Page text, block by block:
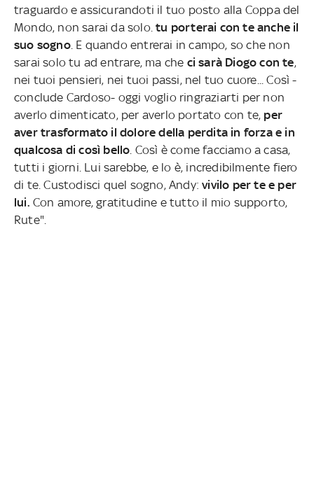
traguardo e assicurandoti il tuo posto alla Coppa del
Mondo, non sarai da solo. tu porterai con te anche il
suo sogno. E quando entrerai in campo, so che non
sarai solo tu ad entrare, ma che ci sarà Diogo con te,
nei tuoi pensieri, nei tuoi passi, nel tuo cuore... Così -
conclude Cardoso- oggi voglio ringraziarti per non
averlo dimenticato, per averlo portato con te, per
aver trasformato il dolore della perdita in forza e in
qualcosa di così bello . Così è come facciamo a casa,
tutti i giorni. Lui sarebbe, e lo è, incredibilmente fiero
di te. Custodisci quel sogno, Andy:vivilo per te e per
lui. Con amore, gratitudine e tutto il mio supporto,
Rute".